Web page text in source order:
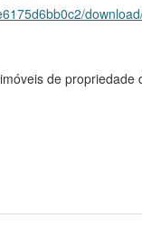
de propriedade